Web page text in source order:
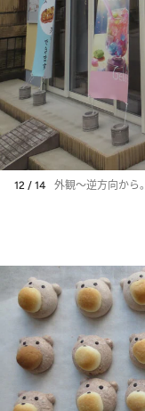
12 / 14 外観〜逆方向から。